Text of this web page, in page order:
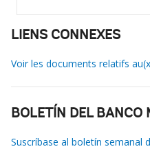
LIENS CONNEXES
Voir les documents relatifs
BOLETÍN DEL BANCO
Suscríbase al boletín semanal